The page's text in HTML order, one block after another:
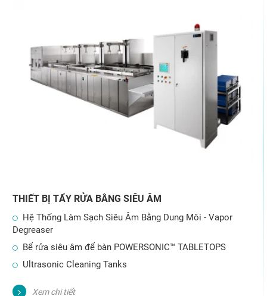
THIẾT BỊ TẨY RỬA BẰNG SIÊU ÂM
Hệ Thống Làm Sạch Siêu Âm Bằng Dung Môi - Vapor
Degreaser
Bể rửa siêu âm để bàn POWERSONIC™ TABLETOPS
Ultrasonic Cleaning Tanks
Xem chi tiết